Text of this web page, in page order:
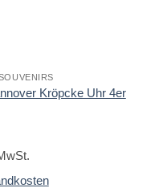
Kröpcke Uhr 4er